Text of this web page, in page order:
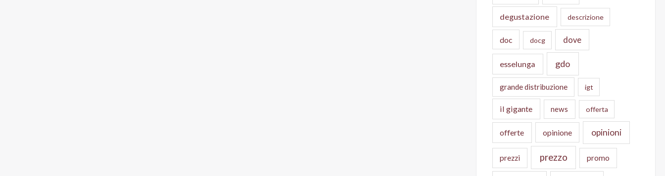
degustazione descrizione
doc docg dove
esselunga gdo
grande distribuzione igt
il gigante news offerta
offerte opinione opinioni
prezzi prezzo promo